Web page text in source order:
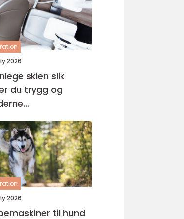
2026
skien slik
du trygg og
i
2026
til hund